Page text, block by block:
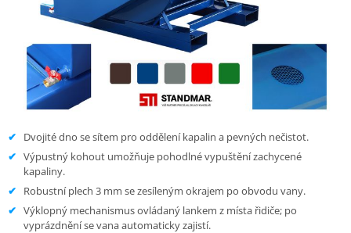
Dvojité dno se sítem pro oddělení kapalin a pevných nečistot.
Výpustný kohout umožňuje pohodlné vypuštění zachycené
kapaliny.
Robustní plech 3 mm se zesíleným okrajem po obvodu vany.
Výklopný mechanismus ovládaný lankem z místa řidiče; po
vyprázdnění se vana automaticky zajistí.